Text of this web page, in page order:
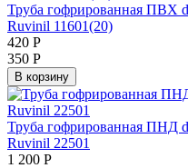
Труба гофрированная ПВХ
Ruvinil 11601(20)
420 Р
350 Р
В корзину
Труба гофрированная ПНД
Ruvinil 22501
1 200 Р